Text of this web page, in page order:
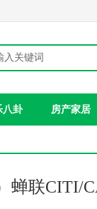
八卦 房产家居
蝉联CITI/